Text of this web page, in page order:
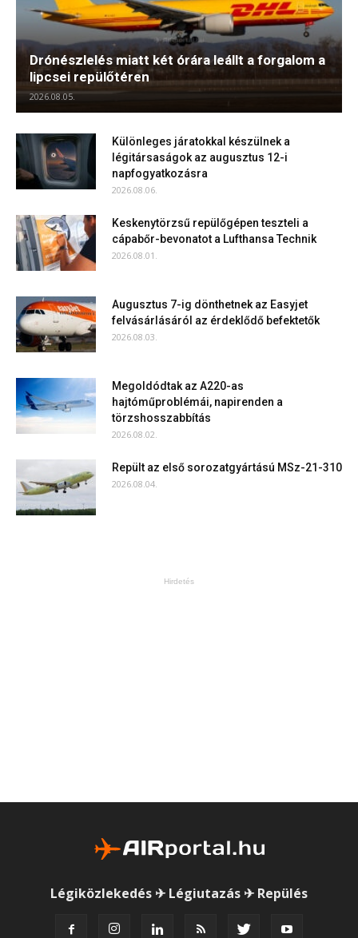
Drónészlelés miatt két órára leállt a forgalom a
lipcsei repülőtéren
2026.08.05.
Különleges járatokkal készülnek a
légitársaságok az augusztus 12-i
napfogyatkozásra
2026.08.06.
Keskenytörzsű repülőgépen teszteli a
cápabőr-bevonatot a Lufthansa Technik
2026.08.01.
Augusztus 7-ig dönthetnek az Easyjet
felvásárlásáról az érdeklődő befektetők
2026.08.03.
Megoldódtak az A220-as
hajtóműproblémái, napirenden a
törzshosszabbítás
2026.08.02.
Repült az első sorozatgyártású MSz-21-310
2026.08.04.
Hirdetés
Légiközlekedés ✈ Légiutazás ✈ Repülés